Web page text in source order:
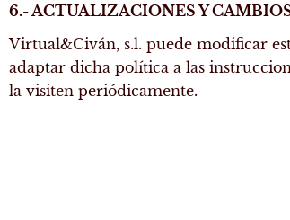
6.- ACTUALIZACIONES Y
Virtual&Civán, s.l. puede modificar
adaptar dicha política a las
la visiten periódicamente.